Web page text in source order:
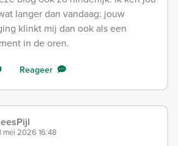
langer dan vandaag: jouw
klinkt mij dan ook als een
in de oren.
Reageer
mei 2026 16:48